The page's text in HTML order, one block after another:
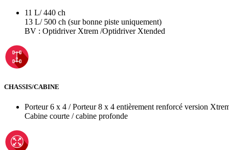
11 L/ 440 ch
13 L/ 500 ch (sur bonne piste uniquement)
BV : Optidriver Xtrem /Optidriver Xtended
CHASSIS/CABINE
Porteur 6 x 4 / Porteur 8 x 4 entièrement renforcé version
Cabine courte / cabine profonde